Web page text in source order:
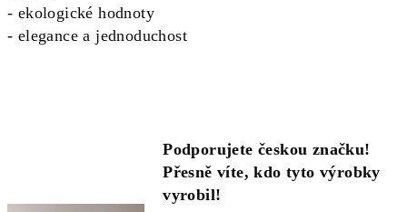
- ekologické hodnoty
- elegance a jednoduchost
Podporujete českou značku!
Přesně víte, kdo tyto výrobky
vyrobil!